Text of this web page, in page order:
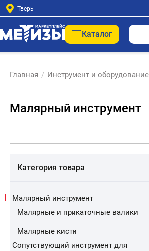
Тверь
Каталог
Главная / Инструмент и оборудование
Малярный инструмент
Категория товара
Малярный инструмент
Малярные и прикаточные валики
Малярные кисти
Сопутствующий инструмент для